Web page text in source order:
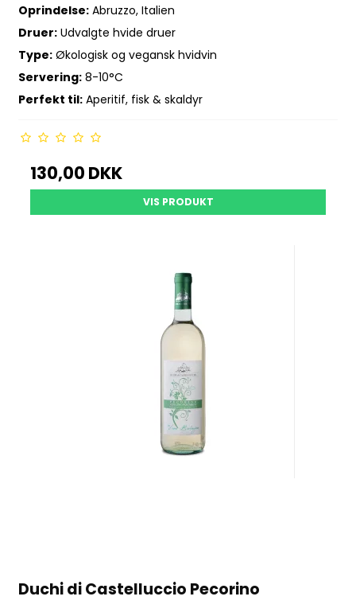
Oprindelse: Abruzzo, Italien
Druer: Udvalgte hvide druer
Type: Økologisk og vegansk hvidvin
Servering: 8-10°C
Perfekt til: Aperitif, fisk & skaldyr
130,00 DKK
VIS PRODUKT
Duchi di Castelluccio Pecorino